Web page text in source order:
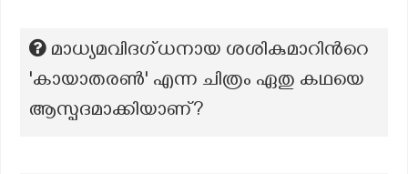
മാധ്യമവിദഗ്ധനായ ശശികുമാറിന്‍റെ
'കായാതരണ്‍' എന്ന ചിത്രം ഏതു കഥയെ
ആസ്പദമാക്കിയാണ്?